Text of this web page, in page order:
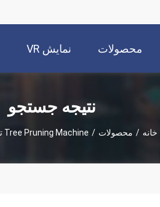
محصولات نمایش VR
نتیجه جستجو
خانه / محصولات / Tree Pruning Machine تولید کننده آنلاین